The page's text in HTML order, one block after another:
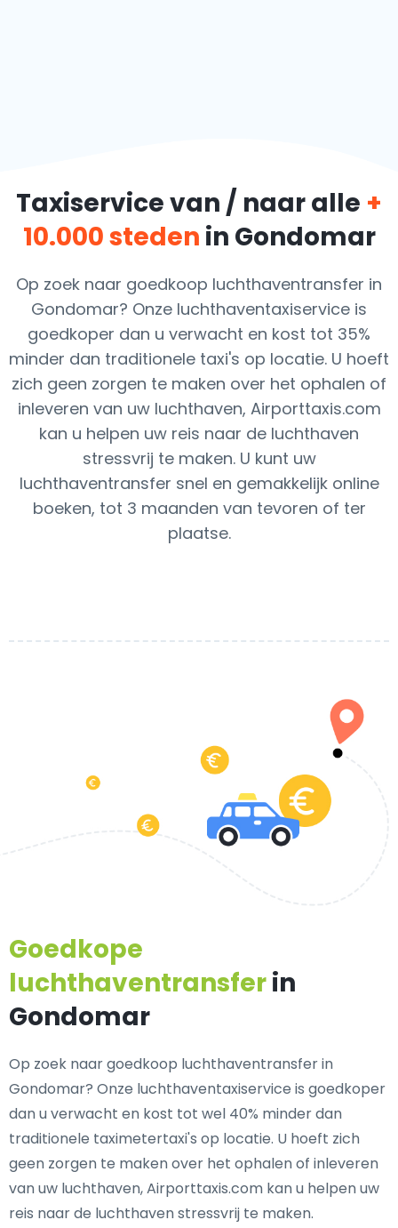
Taxiservice van / naar alle +
10.000 steden in Gondomar
Op zoek naar goedkoop luchthaventransfer in
Gondomar? Onze luchthaventaxiservice is
goedkoper dan u verwacht en kost tot 35%
minder dan traditionele taxi's op locatie. U hoeft
zich geen zorgen te maken over het ophalen of
inleveren van uw luchthaven, Airporttaxis.com
kan u helpen uw reis naar de luchthaven
stressvrij te maken. U kunt uw
luchthaventransfer snel en gemakkelijk online
boeken, tot 3 maanden van tevoren of ter
plaatse.
Goedkope
luchthaventransferin
Gondomar
Op zoek naar goedkoop luchthaventransfer in
Gondomar? Onze luchthaventaxiservice is goedkoper
dan u verwacht en kost tot wel 40% minder dan
traditionele taximetertaxi's op locatie. U hoeft zich
geen zorgen te maken over het ophalen of inleveren
van uw luchthaven, Airporttaxis.com kan u helpen uw
reis naar de luchthaven stressvrij te maken.